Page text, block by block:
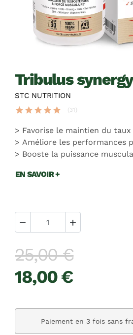
tribulus
STC NUTRITION
star star star star star (31)
Favorise le maintien du
Améliore les performances
Booste la puissance
EN SAVOIR +
 
25,00 €
18,00 €
Paiement sécurisé